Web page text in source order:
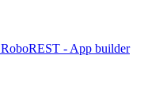
RoboREST - App builder